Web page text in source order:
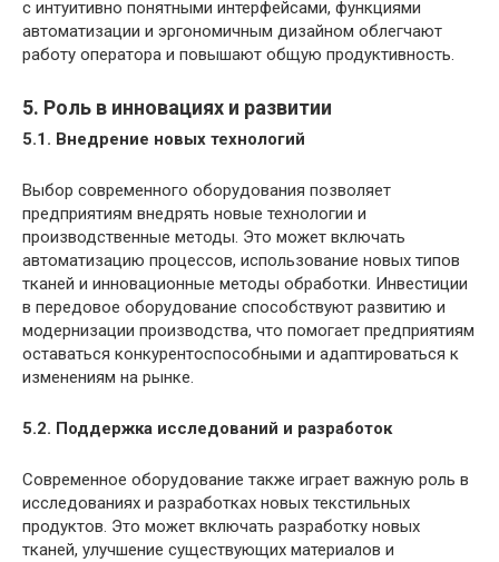
с интуитивно понятными интерфейсами, функциями
автоматизации и эргономичным дизайном облегчают
работу оператора и повышают общую продуктивность.
5. Роль в инновациях и развитии
5.1. Внедрение новых технологий
Выбор современного оборудования позволяет
предприятиям внедрять новые технологии и
производственные методы. Это может включать
автоматизацию процессов, использование новых типов
тканей и инновационные методы обработки. Инвестиции
в передовое оборудование способствуют развитию и
модернизации производства, что помогает предприятиям
оставаться конкурентоспособными и адаптироваться к
изменениям на рынке.
5.2. Поддержка исследований и разработок
Современное оборудование также играет важную роль в
исследованиях и разработках новых текстильных
продуктов. Это может включать разработку новых
тканей, улучшение существующих материалов и